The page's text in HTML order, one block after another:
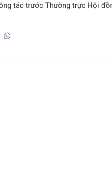
tác trước Thường trực Hội